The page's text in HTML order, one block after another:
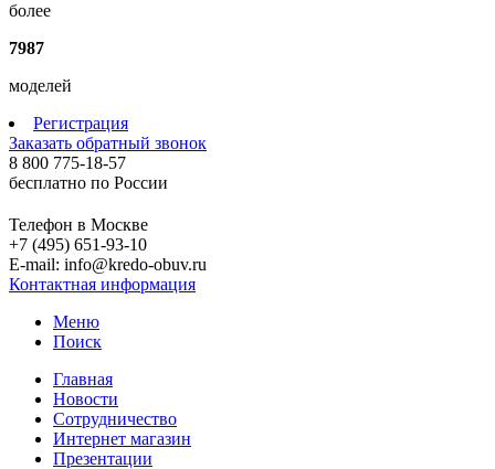
более
7987
моделей
Регистрация
Заказать обратный звонок
8 800 775-18-57
бесплатно по России
Телефон в Москве
+7 (495) 651-93-10
E-mail: info@kredo-obuv.ru
Контактная информация
Меню
Поиск
Главная
Новости
Сотрудничество
Интернет магазин
Презентации